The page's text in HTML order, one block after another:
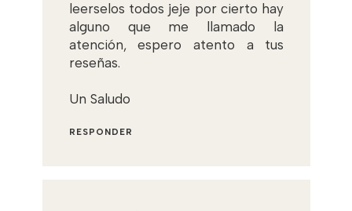
leerselos todos jeje por cierto hay
alguno que me llamado la
atención, espero atento a tus
reseñas.
Un Saludo
RESPONDER